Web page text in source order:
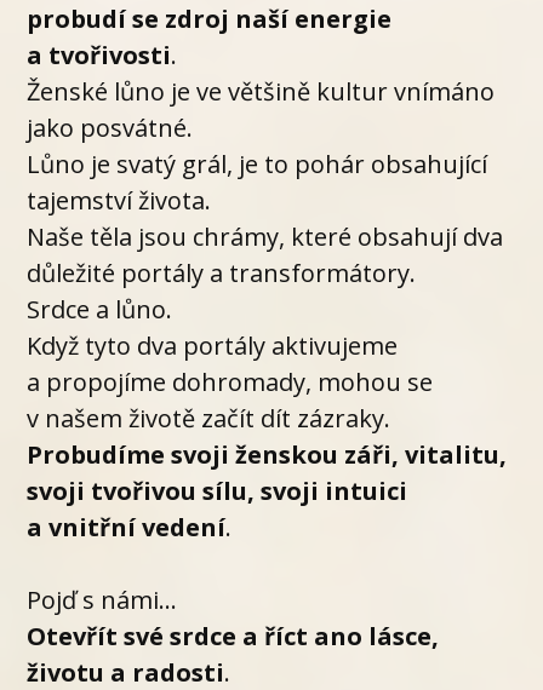
probudí se zdroj naší energie
a tvořivosti.
Ženské lůno je ve většině kultur vnímáno
jako posvátné.
Lůno je svatý grál, je to pohár obsahující
tajemství života.
Naše těla jsou chrámy, které obsahují dva
důležité portály a transformátory.
Srdce a lůno.
Když tyto dva portály aktivujeme
a propojíme dohromady, mohou se
v našem životě začít dít zázraky.
Probudíme svoji ženskou záři, vitalitu,
svoji tvořivou sílu, svoji intuici
a vnitřní vedení.
Pojď s námi...
Otevřít své srdce a říct ano lásce,
životu a radosti.